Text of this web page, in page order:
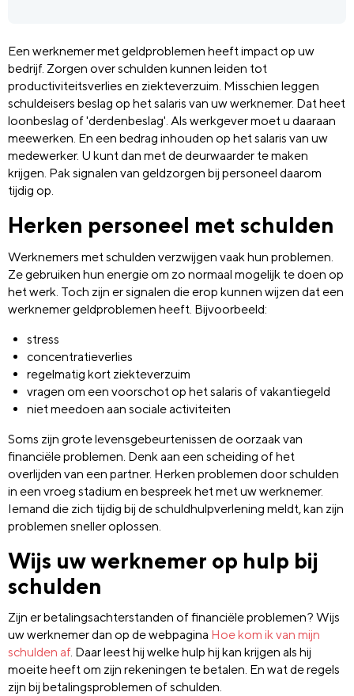
Een werknemer met geldproblemen heeft impact op uw
bedrijf. Zorgen over schulden kunnen leiden tot
productiviteitsverlies en ziekteverzuim. Misschien leggen
schuldeisers beslag op het salaris van uw werknemer. Dat heet
loonbeslag of 'derdenbeslag'. Als werkgever moet u daaraan
meewerken. En een bedrag inhouden op het salaris van uw
medewerker. U kunt dan met de deurwaarder te maken
krijgen. Pak signalen van geldzorgen bij personeel daarom
tijdig op.
Herken personeel met schulden
Werknemers met schulden verzwijgen vaak hun problemen.
Ze gebruiken hun energie om zo normaal mogelijk te doen op
het werk. Toch zijn er signalen die erop kunnen wijzen dat een
werknemer geldproblemen heeft. Bijvoorbeeld:
stress
concentratieverlies
regelmatig kort ziekteverzuim
vragen om een voorschot op het salaris of vakantiegeld
niet meedoen aan sociale activiteiten
Soms zijn grote levensgebeurtenissen de oorzaak van
financiële problemen. Denk aan een scheiding of het
overlijden van een partner. Herken problemen door schulden
in een vroeg stadium en bespreek het met uw werknemer.
Iemand die zich tijdig bij de schuldhulpverlening meldt, kan zijn
problemen sneller oplossen.
Wijs uw werknemer op hulp bij
schulden
Zijn er betalingsachterstanden of financiële problemen? Wijs
uw werknemer dan op de webpagina Hoe kom ik van mijn
schulden af. Daar leest hij welke hulp hij kan krijgen als hij
moeite heeft om zijn rekeningen te betalen. En wat de regels
zijn bij betalingsproblemen of schulden.